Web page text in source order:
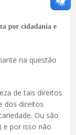
por cidadania e
na questão
de tais direitos
dos direitos
Ou são
e por isso não